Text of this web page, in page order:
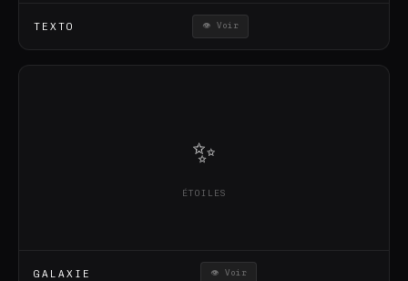
TEXTO 👁 Voir
✨
ÉTOILES
GALAXIE 👁 Voir